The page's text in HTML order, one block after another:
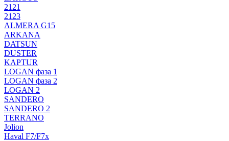
2121
2123
ALMERA G15
ARKANA
DATSUN
DUSTER
KAPTUR
LOGAN фаза 1
LOGAN фаза 2
LOGAN 2
SANDERO
SANDERO 2
TERRANO
Jolion
Haval F7/F7x